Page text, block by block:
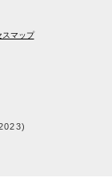
スマップ